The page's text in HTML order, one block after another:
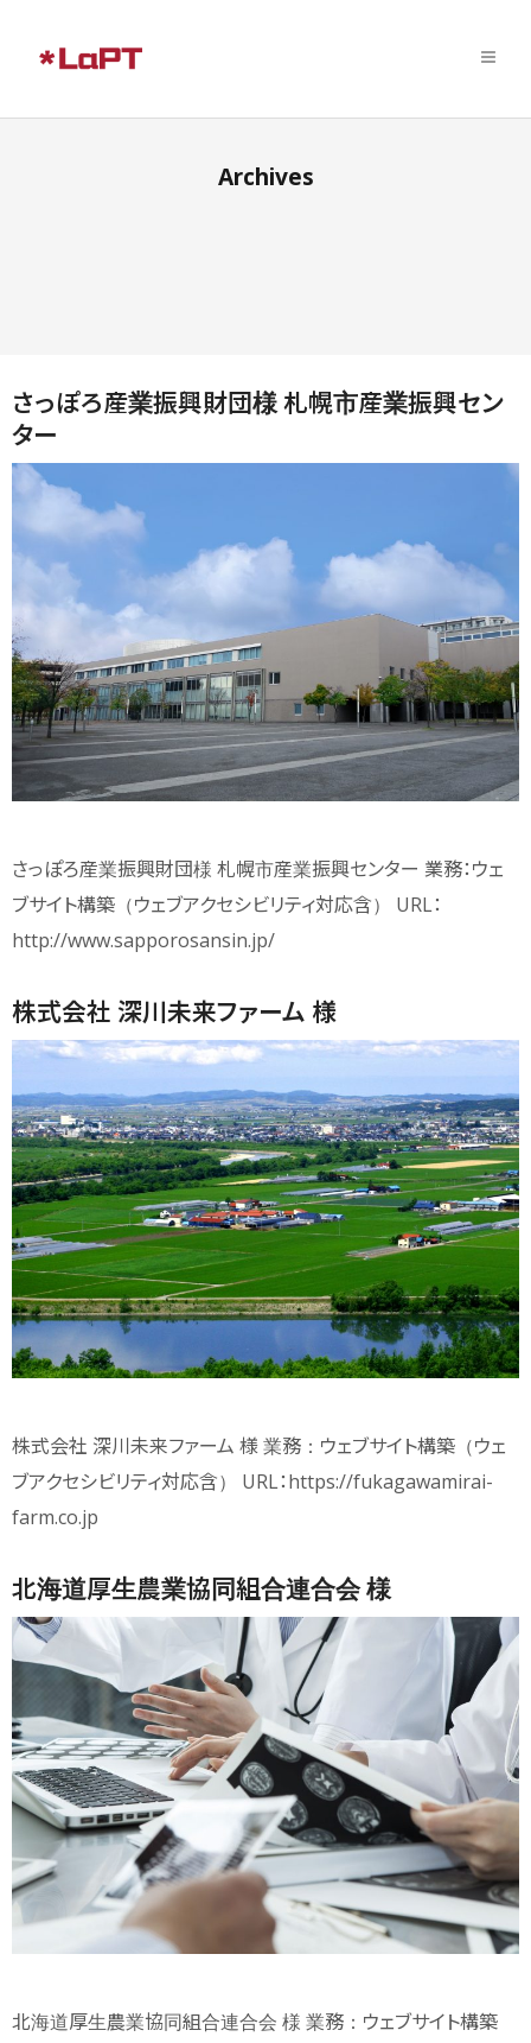
Archives
さっぽろ産業振興財団様 札幌市産業振興セン
ター
さっぽろ産業振興財団様 札幌市産業振興センター 業務：ウェ
ブサイト構築（ウェブアクセシビリティ対応含） URL：
http://www.sapporosansin.jp/
株式会社 深川未来ファーム 様
株式会社 深川未来ファーム 様 業務：ウェブサイト構築（ウェ
ブアクセシビリティ対応含） URL：https://fukagawamirai-
farm.co.jp
北海道厚生農業協同組合連合会 様
北海道厚生農業協同組合連合会 様 業務：ウェブサイト構築